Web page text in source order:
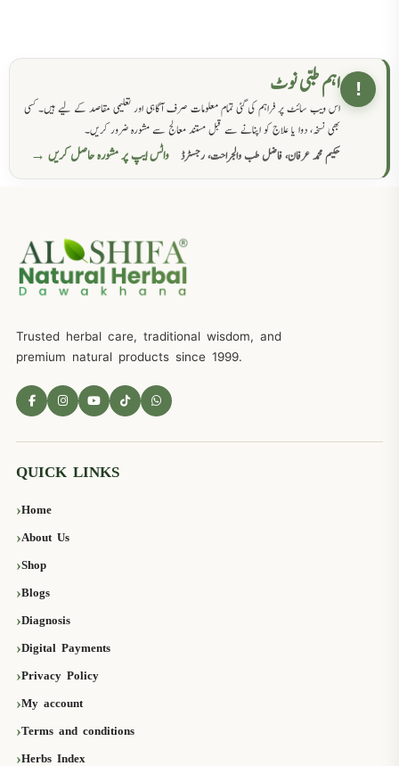
! اہم طبی نوٹ
اس ویب سائٹ پر فراہم کی گئی تمام معلومات صرف آگاہی اور تعلیمی مقاصد کے لیے ہیں۔ کسی
بھی نسخہ، دوا یا علاج کو اپنانے سے قبل مستند معالج سے مشورہ ضرور کریں۔
حکیم محمد عرفان، فاضل طب والجراحت، رجسٹرڈ
واٹس ایپ پر مشورہ حاصل کریں →
Trusted herbal care, traditional wisdom, and
premium natural products since 1999.
QUICK LINKS
Home
About Us
Shop
Blogs
Diagnosis
Digital Payments
Privacy Policy
My account
Terms and conditions
Herbs Index